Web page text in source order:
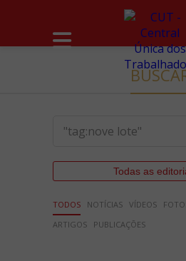
Todas as
TODOS NOTÍCIAS VÍDEOS
ARTIGOS
PUBLICAÇÕES